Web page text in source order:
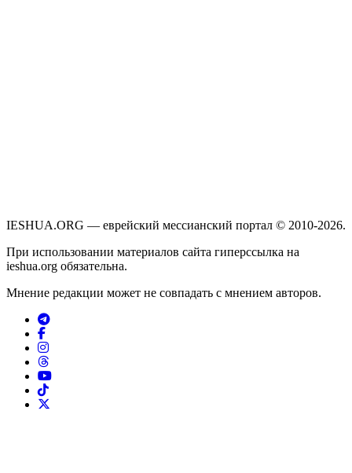
IESHUA.ORG — еврейский мессианский портал © 2010-2026.
При использовании материалов сайта гиперссылка на
ieshua.org обязательна.
Мнение редакции может не совпадать с мнением авторов.